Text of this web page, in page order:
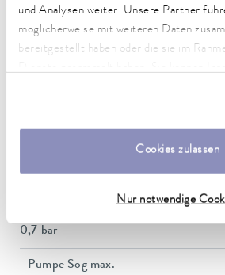
und Analysen weiter. Unsere Partner
möglicherweise mit weiteren Daten
bereitgestellt haben oder die sie im
Cookies zulassen
Nur notwendige
Temperaturkonstanz
0,05 ± K
Heizleistung max.
2,3 kW
3,5 kW
0,7 bar
Pumpe Sog max.